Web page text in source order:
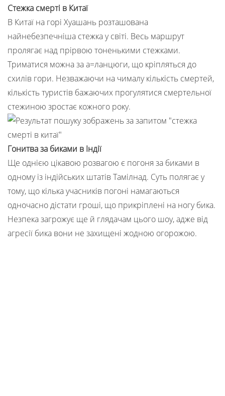
Стежка смерті в Китаї
В Китаї на горі Хуашань розташована
найнебезпечніша стежка у світі. Весь маршрут
пролягає над прірвою тоненькими стежками.
Триматися можна за а=ланцюги, що кріпляться до
схилів гори. Незважаючи на чималу кількість смертей,
кількість туристів бажаючих прогулятися смертельної
стежиною зростає кожного року.
Гонитва за биками в Індії
Ще однією цікавою розвагою є погоня за биками в
одному із індійських штатів Тамілнад. Суть полягає у
тому, що кілька учасників погоні намагаються
одночасно дістати гроші, що прикріплені на ногу бика.
Незпека загрожує ще й глядачам цього шоу, адже від
агресії бика вони не захищені жодною огорожою.